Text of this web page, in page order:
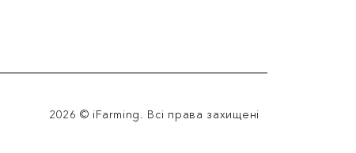
2026 © iFarming. Всі права захищені